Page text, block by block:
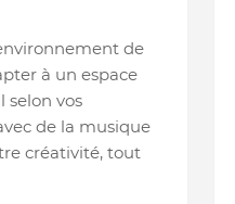
de
à un espace
selon vos
de la musique
créativité, tout